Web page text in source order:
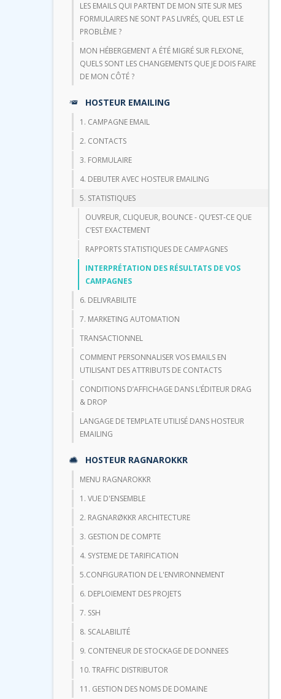
LES EMAILS QUI PARTENT DE MON SITE SUR MES
FORMULAIRES NE SONT PAS LIVRÉS, QUEL EST LE
PROBLÈME ?
MON HÉBERGEMENT A ÉTÉ MIGRÉ SUR FLEXONE,
QUELS SONT LES CHANGEMENTS QUE JE DOIS FAIRE
DE MON CÔTÉ ?
HOSTEUR EMAILING
1. CAMPAGNE EMAIL
2. CONTACTS
3. FORMULAIRE
4. DEBUTER AVEC HOSTEUR EMAILING
5. STATISTIQUES
OUVREUR, CLIQUEUR, BOUNCE - QU’EST-CE QUE
C’EST EXACTEMENT
RAPPORTS STATISTIQUES DE CAMPAGNES
INTERPRÉTATION DES RÉSULTATS DE VOS
CAMPAGNES
6. DELIVRABILITE
7. MARKETING AUTOMATION
TRANSACTIONNEL
COMMENT PERSONNALISER VOS EMAILS EN
UTILISANT DES ATTRIBUTS DE CONTACTS
CONDITIONS D’AFFICHAGE DANS L’ÉDITEUR DRAG
& DROP
LANGAGE DE TEMPLATE UTILISÉ DANS HOSTEUR
EMAILING
HOSTEUR RAGNAROKKR
MENU RAGNAROKKR
1. VUE D'ENSEMBLE
2. RAGNARØKKR ARCHITECTURE
3. GESTION DE COMPTE
4. SYSTEME DE TARIFICATION
5.CONFIGURATION DE L'ENVIRONNEMENT
6. DEPLOIEMENT DES PROJETS
7. SSH
8. SCALABILITÉ
9. CONTENEUR DE STOCKAGE DE DONNEES
10. TRAFFIC DISTRIBUTOR
11. GESTION DES NOMS DE DOMAINE